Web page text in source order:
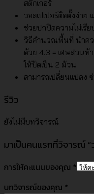
สติ๊กเกอร์
วอลเปเปอร์ติดตั้งง่าย
ช่วยปกปิดความไม่เรี
วิธีคำนวณพื้นที่ นำคว
ด้วย 4.3 = เศษส่วนท้
ให้ปัดเป็น 2 ม้วน
สามารถเปลี่ยนแปลง
รีวิว
ยังไม่มีบทวิจารณ์
มาเป็นคนแรกที่วิจารณ์
การให้คะแนนของคุณ *
บทวิจารณ์ของคุณ *